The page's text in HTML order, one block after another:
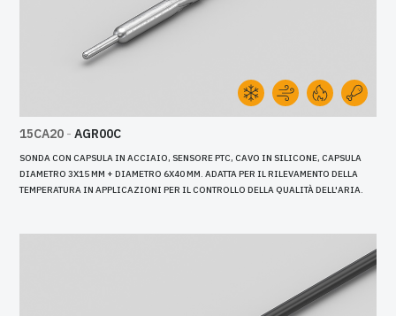
15CA20 - AGR00C
SONDA CON CAPSULA IN ACCIAIO, SENSORE PTC, CAVO IN SILICONE, CAPSULA
DIAMETRO 3X15 MM + DIAMETRO 6X40 MM. ADATTA PER IL RILEVAMENTO DELLA
TEMPERATURA IN APPLICAZIONI PER IL CONTROLLO DELLA QUALITÀ DELL'ARIA.